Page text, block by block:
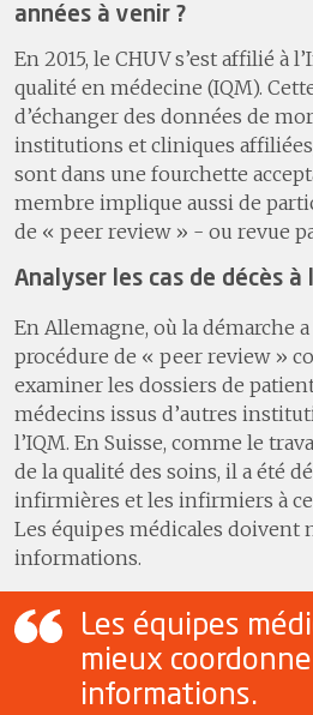
années à venir ?
En 2015, le CHUV s’est affilié à
qualité en médecine (IQM).
d’échanger des données de
institutions et cliniques
sont dans une fourchette
membre implique aussi de
de « peer review » - ou revue
Analyser les cas de décès à
En Allemagne, où la démarche
procédure de « peer review »
examiner les dossiers de
médecins issus d’autres
l’IQM. En Suisse, comme le
de la qualité des soins, il a été
infirmières et les infirmiers à
Les équipes médicales doivent
informations.
Les équipes
mieux
informations.